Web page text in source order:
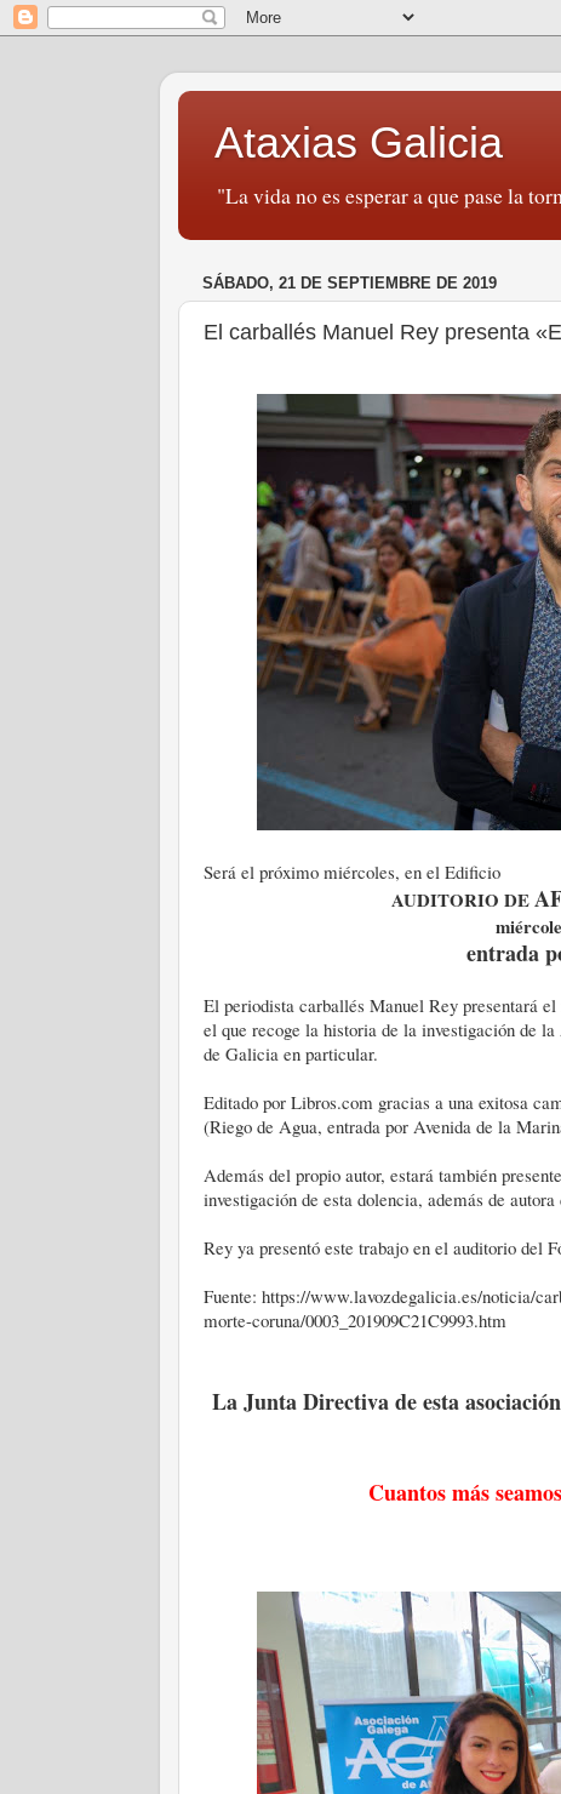
Ataxias Galicia
"La vida no es esperar a que pase la
SÁBADO, 21 DE SEPTIEMBRE DE 2019
El carballés Manuel Rey presenta
Será el próximo miércoles, en el Edificio
AUDITORIO DE
entrada
El periodista carballés Manuel Rey presentará
el que recoge la historia de la investigación de
de Galicia en particular.
Editado por Libros.com gracias a una exitosa
(Riego de Agua, entrada por Avenida de la
Además del propio autor, estará también
investigación de esta dolencia, además de
Rey ya presentó este trabajo en el auditorio del
Fuente: https://www.lavozdegalicia.es/noticia/
morte-coruna/0003_201909C21C9993.htm
La Junta Directiva de esta
Cuantos más